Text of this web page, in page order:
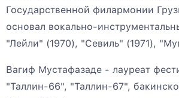
Государственной филармонии
основал вокально-
"Лейли" (1970), "Севиль" (1971),
Вагиф Мустафазаде - лауреат
"Таллин-66", "Таллин-67",